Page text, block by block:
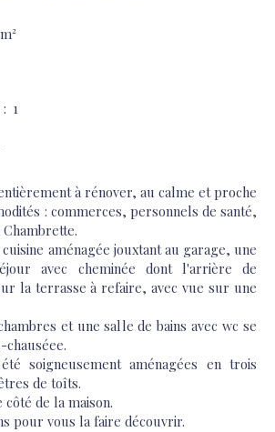
m²
: 1
à rénover, au calme et proche
: commerces, personnels de santé,
aménagée jouxtant au garage, une
avec cheminée dont l'arrière de
la terrasse à refaire, avec vue sur une
et une salle de bains avec wc se
soigneusement aménagées en trois
de toîts.
côté de la maison.
pour vous la faire découvrir.